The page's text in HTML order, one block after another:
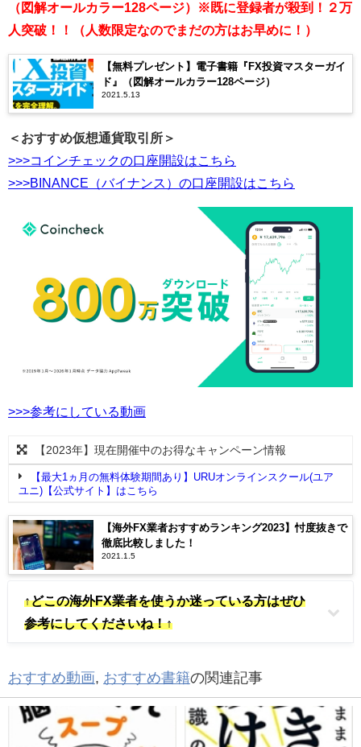
（図解オールカラー128ページ）※既に登録者が殺到！２万
人突破！！（人数限定なのでまだの方はお早めに！）
【無料プレゼント】電子書籍『FX投資マスターガイ
ド』（図解オールカラー128ページ）
2021.5.13
＜おすすめ仮想通貨取引所＞
>>>コインチェックの口座開設はこちら
>>>BINANCE（バイナンス）の口座開設はこちら
>>>参考にしている動画
【2023年】現在開催中のお得なキャンペーン情報
【最大1ヵ月の無料体験期間あり】URUオンラインスクール(ユア
ユニ)【公式サイト】はこちら
【海外FX業者おすすめランキング2023】忖度抜きで
徹底比較しました！
2021.1.5
↑どこの海外FX業者を使うか迷っている方はぜひ
参考にしてくださいね！↑
おすすめ動画, おすすめ書籍の関連記事